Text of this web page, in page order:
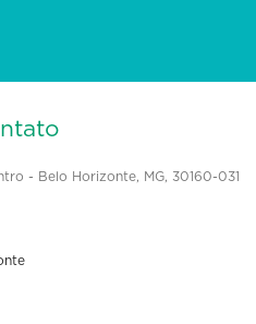
- Belo Horizonte, MG, 30160-031